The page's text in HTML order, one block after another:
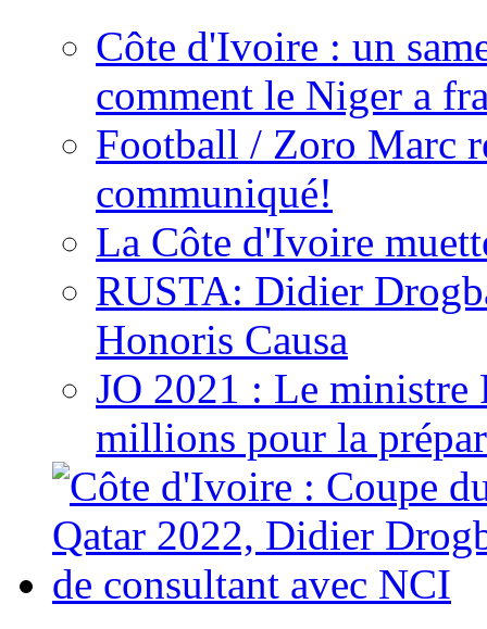
Côte d'Ivoire : un
comment le Niger a
Football / Zoro Marc
communiqué!
La Côte d'Ivoire
RUSTA: Didier
Honoris Causa
JO 2021 : Le ministre
millions pour la